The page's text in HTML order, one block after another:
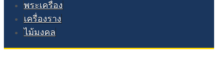
พระเครื่อง
เครื่องราง
ไม้มงคล